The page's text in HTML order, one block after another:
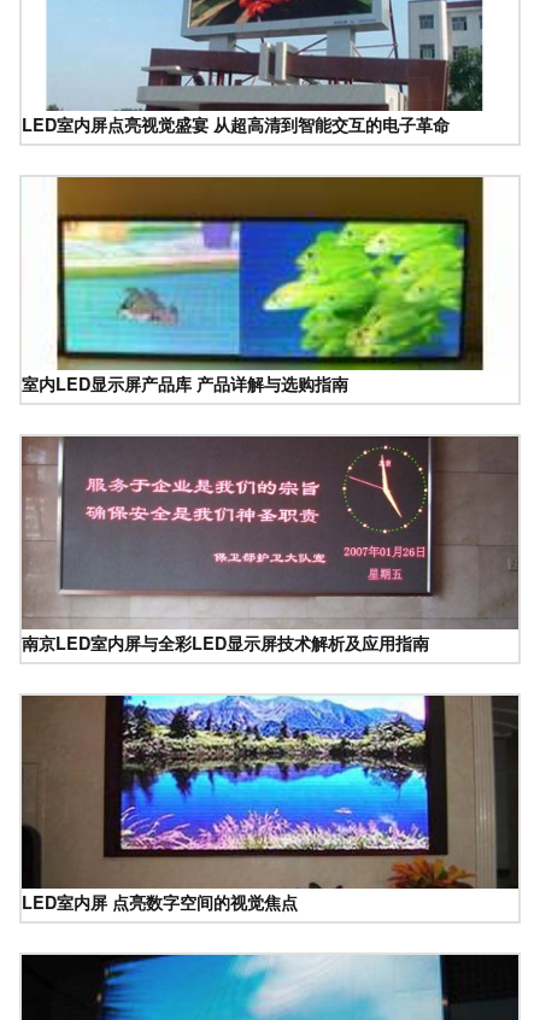
LED室内屏点亮视觉盛宴 从超高清到智能交互的电子革命
室内LED显示屏产品库 产品详解与选购指南
南京LED室内屏与全彩LED显示屏技术解析及应用指南
LED室内屏 点亮数字空间的视觉焦点